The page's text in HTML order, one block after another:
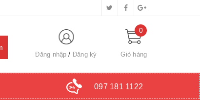
Đăng nhập Đăng ký
0
Giỏ hàng
097 181 1122